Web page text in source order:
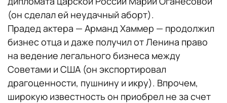
(он сделал ей неудачный аборт).
Прадед актера — Арманд Хаммер — продолжил
бизнес отца и даже получил от Ленина право
на ведение легального бизнеса между
Советами и США (он экспортировал
драгоценности, пушнину и икру). Впрочем,
широкую известность он приобрел не за счет